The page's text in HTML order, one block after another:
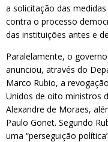
a solicitação das
contra o processo
das instituições antes e
Paralelamente, o
anunciou, através do
Marco Rubio, a
Unidos de oito ministros
Alexandre de Moraes,
Paulo Gonet. Segundo
uma “perseguição